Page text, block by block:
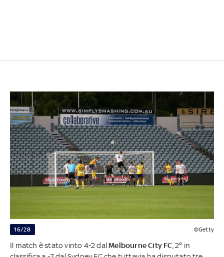
16/28 ©Getty
Il match è stato vinto 4-2 dalMelbourne City FC , 2° in